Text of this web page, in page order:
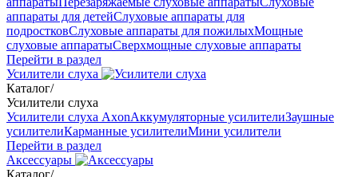
аппараты для детейСлуховые аппараты для
подростковСлуховые аппараты для пожилыхМощные
слуховые аппаратыСверхмощные слуховые аппараты
Перейти в раздел
Усилители слуха
Каталог/
Усилители слуха
Усилители слуха AxonАккумуляторные усилителиЗаушные
усилителиКарманные усилителиМини усилители
Перейти в раздел
Аксессуары
Каталог/